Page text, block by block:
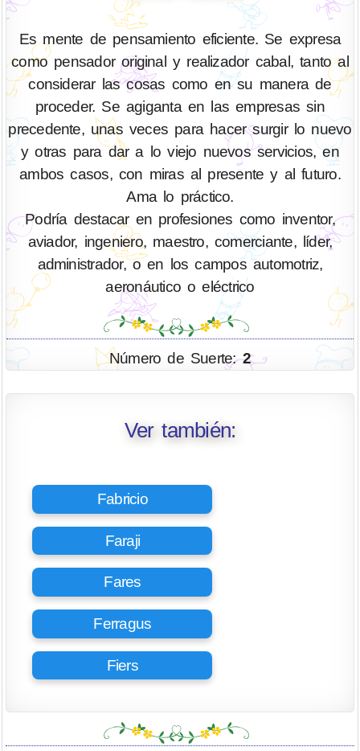
Es mente de pensamiento eficiente. Se expresa
como pensador original y realizador cabal, tanto al
considerar las cosas como en su manera de
proceder. Se agiganta en las empresas sin
precedente, unas veces para hacer surgir lo nuevo
y otras para dar a lo viejo nuevos servicios, en
ambos casos, con miras al presente y al futuro.
Ama lo práctico.
Podría destacar en profesiones como inventor,
aviador, ingeniero, maestro, comerciante, líder,
administrador, o en los campos automotriz,
aeronáutico o eléctrico
Número de Suerte:2
Ver también:
Fabricio
Faraji
Fares
Ferragus
Fiers